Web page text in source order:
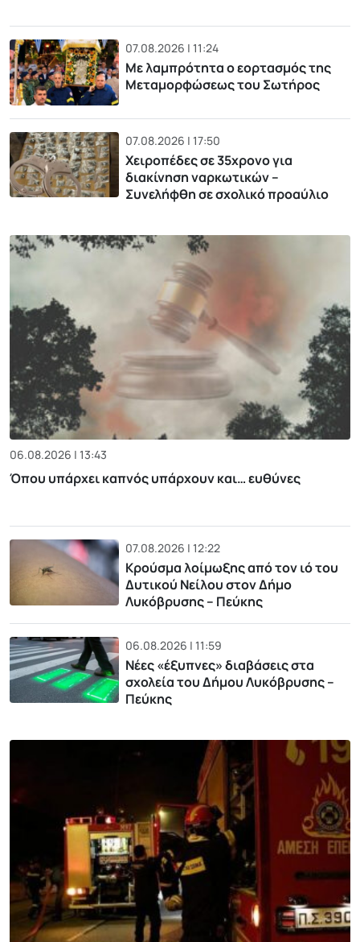
07.08.2026 | 11:24
Με λαμπρότητα ο εορτασμός της
Μεταμορφώσεως του Σωτήρος
07.08.2026 | 17:50
Χειροπέδες σε 35χρονο για
διακίνηση ναρκωτικών –
Συνελήφθη σε σχολικό προαύλιο
06.08.2026 | 13:43
Όπου υπάρχει καπνός υπάρχουν και… ευθύνες
07.08.2026 | 12:22
Κρούσμα λοίμωξης από τον ιό του
Δυτικού Νείλου στον Δήμο
Λυκόβρυσης – Πεύκης
06.08.2026 | 11:59
Νέες «έξυπνες» διαβάσεις στα
σχολεία του Δήμου Λυκόβρυσης –
Πεύκης